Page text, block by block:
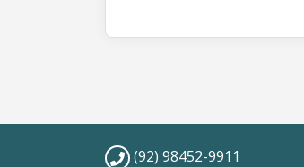
(92) 98452-9911